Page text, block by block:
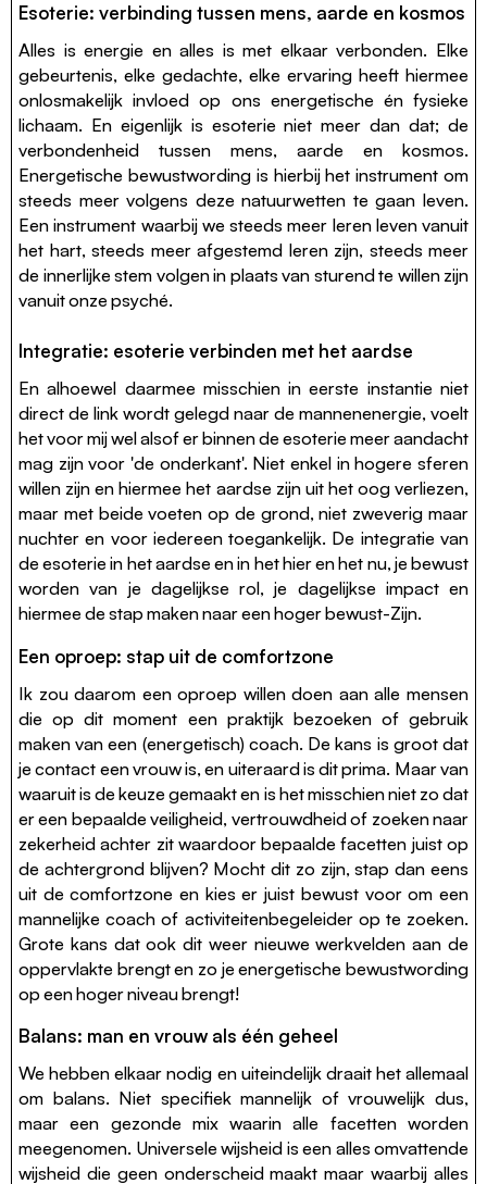
Esoterie: verbinding tussen mens, aarde en kosmos
Alles is energie en alles is met elkaar verbonden. Elke
gebeurtenis, elke gedachte, elke ervaring heeft hiermee
onlosmakelijk invloed op ons energetische én fysieke
lichaam. En eigenlijk is esoterie niet meer dan dat; de
verbondenheid tussen mens, aarde en kosmos.
Energetische bewustwording is hierbij het instrument om
steeds meer volgens deze natuurwetten te gaan leven.
Een instrument waarbij we steeds meer leren leven vanuit
het hart, steeds meer afgestemd leren zijn, steeds meer
de innerlijke stem volgen in plaats van sturend te willen zijn
vanuit onze psyché.
Integratie: esoterie verbinden met het aardse
En alhoewel daarmee misschien in eerste instantie niet
direct de link wordt gelegd naar de mannenenergie, voelt
het voor mij wel alsof er binnen de esoterie meer aandacht
mag zijn voor 'de onderkant'. Niet enkel in hogere sferen
willen zijn en hiermee het aardse zijn uit het oog verliezen,
maar met beide voeten op de grond, niet zweverig maar
nuchter en voor iedereen toegankelijk. De integratie van
de esoterie in het aardse en in het hier en het nu, je bewust
worden van je dagelijkse rol, je dagelijkse impact en
hiermee de stap maken naar een hoger bewust-Zijn.
Een oproep: stap uit de comfortzone
Ik zou daarom een oproep willen doen aan alle mensen
die op dit moment een praktijk bezoeken of gebruik
maken van een (energetisch) coach. De kans is groot dat
je contact een vrouw is, en uiteraard is dit prima. Maar van
waaruit is de keuze gemaakt en is het misschien niet zo dat
er een bepaalde veiligheid, vertrouwdheid of zoeken naar
zekerheid achter zit waardoor bepaalde facetten juist op
de achtergrond blijven? Mocht dit zo zijn, stap dan eens
uit de comfortzone en kies er juist bewust voor om een
mannelijke coach of activiteitenbegeleider op te zoeken.
Grote kans dat ook dit weer nieuwe werkvelden aan de
oppervlakte brengt en zo je energetische bewustwording
op een hoger niveau brengt!
Balans: man en vrouw als één geheel
We hebben elkaar nodig en uiteindelijk draait het allemaal
om balans. Niet specifiek mannelijk of vrouwelijk dus,
maar een gezonde mix waarin alle facetten worden
meegenomen. Universele wijsheid is een alles omvattende
wijsheid die geen onderscheid maakt maar waarbij alles